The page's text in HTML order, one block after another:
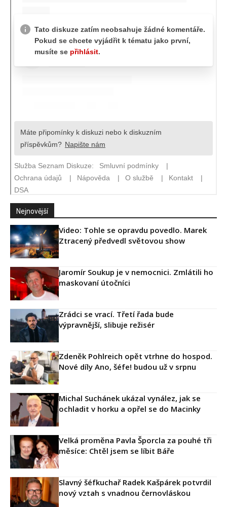
Nejnovější
Video: Tohle se opravdu povedlo. Marek
Ztracený předvedl světovou show
Jaromír Soukup je v nemocnici. Zmlátili ho
maskovaní útočníci
Zrádci se vrací. Třetí řada bude
výpravnější, slibuje režisér
Zdeněk Pohlreich opět vtrhne do hospod.
Nové díly Ano, šéfe! budou už v srpnu
Michal Suchánek ukázal vynález, jak se
ochladit v horku a opřel se do Macinky
Velká proměna Pavla Šporcla za pouhé tři
měsíce: Chtěl jsem se líbit Báře
Slavný šéfkuchař Radek Kašpárek potvrdil
nový vztah s vnadnou černovláskou